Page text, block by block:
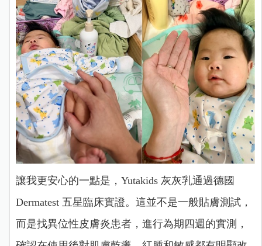
讓我更安心的一點是，Yutakids 灰灰乳通過德國
Dermatest 五星臨床實證。這並不是一般貼膚測試，
而是找異位性皮膚炎患者，進行為期四週的實測，